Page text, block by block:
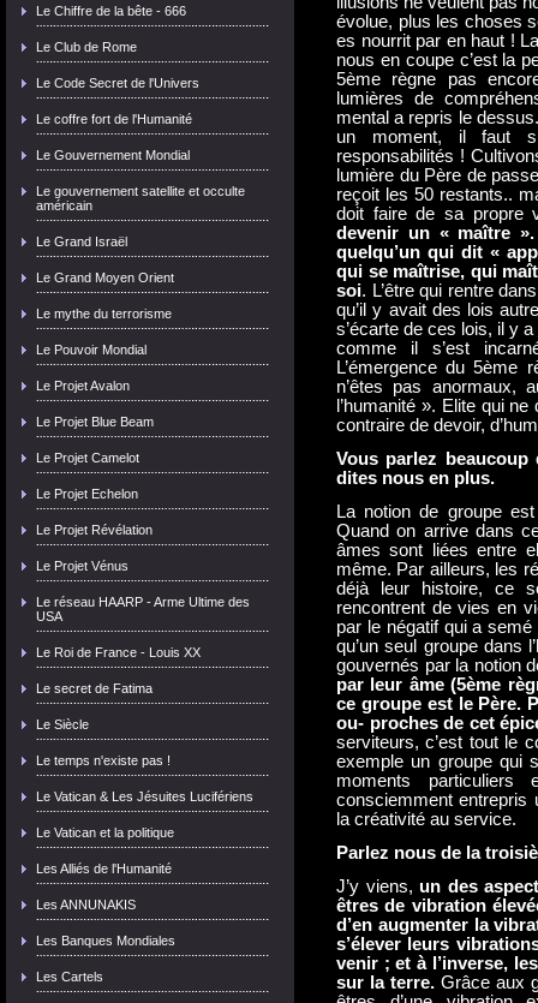
Le Chiffre de la bête - 666
Le Club de Rome
Le Code Secret de l'Univers
Le coffre fort de l'Humanité
Le Gouvernement Mondial
Le gouvernement satellite et occulte
américain
Le Grand Israël
Le Grand Moyen Orient
Le mythe du terrorisme
Le Pouvoir Mondial
Le Projet Avalon
Le Projet Blue Beam
Le Projet Camelot
Le Projet Echelon
Le Projet Révélation
Le Projet Vénus
Le réseau HAARP - Arme Ultime des
USA
Le Roi de France - Louis XX
Le secret de Fatima
Le Siècle
Le temps n'existe pas !
Le Vatican & Les Jésuites Lucifériens
Le Vatican et la politique
Les Alliés de l'Humanité
Les ANNUNAKIS
Les Banques Mondiales
Les Cartels
évolue, plus les choses
es nourrit par en haut !
nous en coupe c’est la
5ème règne pas
lumières de
mental a repris le
un moment, il faut
responsabilités !
lumière du Père de
reçoit les 50 restants..
doit faire de sa propre
devenir un « maître
quelqu’un qui dit «
qui se maîtrise, qui
soi. L’être qui rentre
qu’il y avait des lois
s’écarte de ces lois, il y
comme il s’est
L’émergence du 5ème
n’êtes pas anormaux,
l’humanité ». Elite qui
contraire de devoir,
Vous parlez
dites nous en plus.
La notion de groupe
Quand on arrive dans
âmes sont liées entre
même. Par ailleurs, les
déjà leur histoire, ce
rencontrent de vies en
par le négatif qui a
qu’un seul groupe dans
gouvernés par la notion
par leur âme (5ème
ce groupe est le Père.
ou- proches de cet
serviteurs, c’est tout le
exemple un groupe qui
moments
consciemment entrepris
la créativité au service.
Parlez nous de la
J’y viens, un des
êtres de vibration
d’en augmenter la
s’élever leurs
venir ; et à l’inverse,
sur la terre. Grâce aux